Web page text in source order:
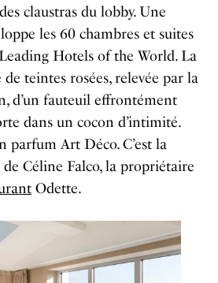
claustras du lobby. Une
les 60 chambres et suites
Hotels of the World. La
teintes rosées, relevée par la
d’un fauteuil effrontément
dans un cocon d’intimité.
parfum Art Déco. C’est la
Céline Falco, la propriétaire
Odette.